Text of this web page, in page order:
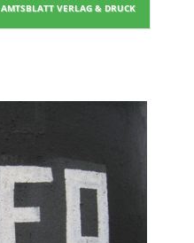
AMTSBLATT VERLAG & DRUCK